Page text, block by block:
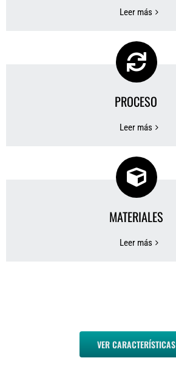
Leer más
PROCESO
Leer más
MATERIALES
Leer más
VER CARACTERÍSTICAS